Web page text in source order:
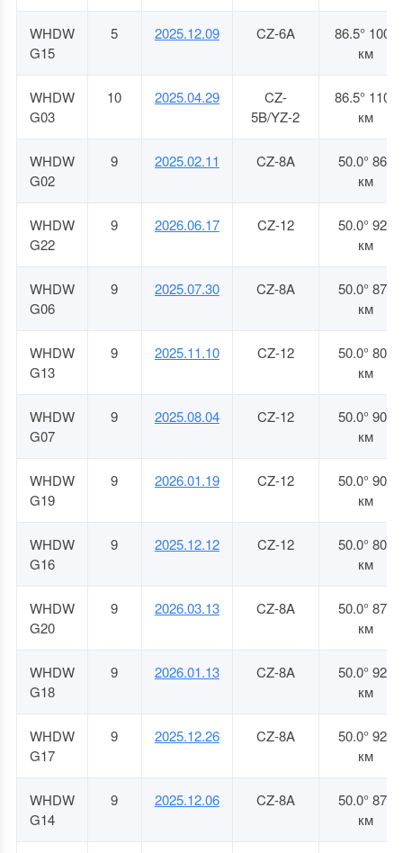
WHDW
G15
5 2025.12.09 CZ-6A
86.5° 1003
км
WHDW
G03
10 2025.04.29
CZ-
5B/YZ-2
86.5° 1105
км
WHDW
G02
9 2025.02.11 CZ-8A
50.0° 868
км
WHDW
G22
9 2026.06.17 CZ-12
50.0° 920
км
WHDW
G06
9 2025.07.30 CZ-8A
50.0° 873
км
WHDW
G13
9 2025.11.10 CZ-12
50.0° 805
км
WHDW
G07
9 2025.08.04 CZ-12
50.0° 900
км
WHDW
G19
9 2026.01.19 CZ-12
50.0° 900
км
WHDW
G16
9 2025.12.12 CZ-12
50.0° 805
км
WHDW
G20
9 2026.03.13 CZ-8A
50.0° 873
км
WHDW
G18
9 2026.01.13 CZ-8A
50.0° 920
км
WHDW
G17
9 2025.12.26 CZ-8A
50.0° 920
км
WHDW
G14
9 2025.12.06 CZ-8A
50.0° 872
км